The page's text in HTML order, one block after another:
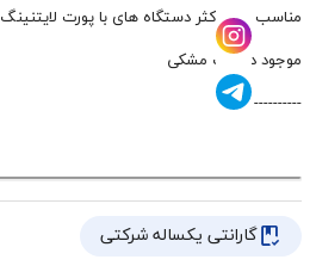
مناسب برای اکثر دستگاه های با پورت لایتنینگ
موجود در رنگ مشکی
----------
گارانتی یکساله شرکتی